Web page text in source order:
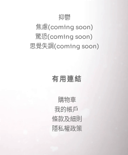
抑鬱
焦慮(coming soon)
驚恐(coming soon)
思覺失調(coming soon)
有用連結
購物車
我的帳戶
條款及細則
隱私權政策